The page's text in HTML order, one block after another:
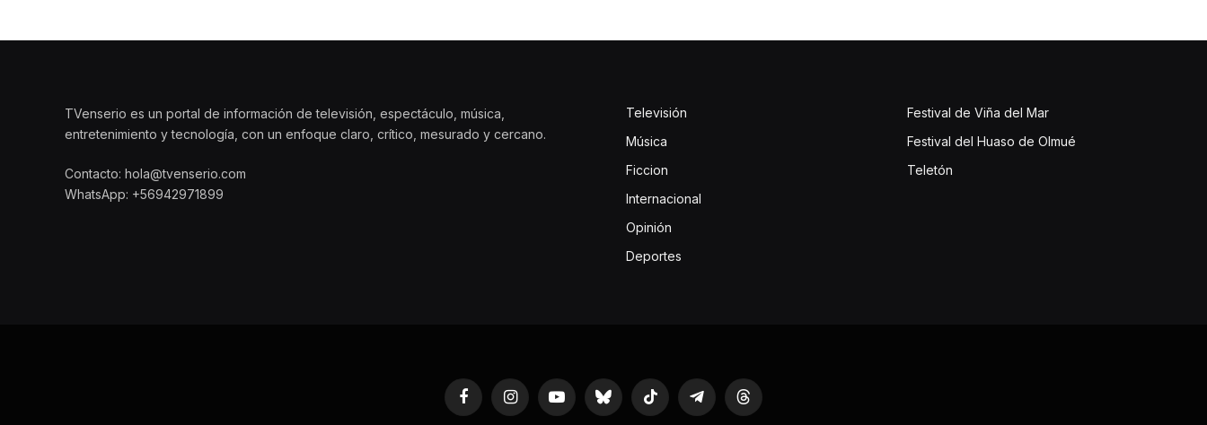
TVenserio es un portal de información de televisión, espectáculo, música,
entretenimiento y tecnología, con un enfoque claro, crítico, mesurado y cercano.
Contacto: hola@tvenserio.com
WhatsApp: +56942971899
Televisión
Música
Ficcion
Internacional
Opinión
Deportes
Festival de Viña del Mar
Festival del Huaso de Olmué
Teletón
FacebookInstagramYouTubeBluesky TikTok TelegramThreads